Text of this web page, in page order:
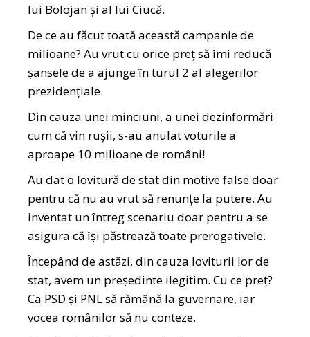
lui Bolojan și al lui Ciucă.
De ce au făcut toată această campanie de
milioane? Au vrut cu orice preț să îmi reducă
șansele de a ajunge în turul 2 al alegerilor
prezidențiale.
Din cauza unei minciuni, a unei dezinformări
cum că vin rușii, s-au anulat voturile a
aproape 10 milioane de români!
Au dat o lovitură de stat din motive false doar
pentru că nu au vrut să renunțe la putere. Au
inventat un întreg scenariu doar pentru a se
asigura că își păstrează toate prerogativele.
Începând de astăzi, din cauza loviturii lor de
stat, avem un președinte ilegitim. Cu ce preț?
Ca PSD și PNL să rămână la guvernare, iar
vocea românilor să nu conteze.